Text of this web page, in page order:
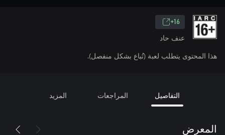
16+
عنف حاد
هذا المحتوى يتطلب لعبة (تُباع بشكل منفصل).
التفاصيل المراجعات المزيد
المعرض